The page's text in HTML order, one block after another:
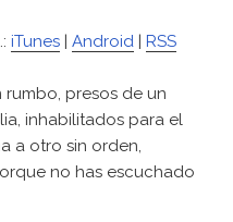
iTunes |Android |RSS
rumbo, presos de un
inhabilitados para el
a otro sin orden,
no has escuchado